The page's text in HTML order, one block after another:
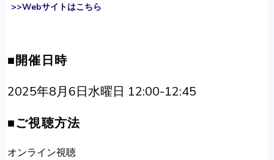
>>Webサイトはこちら
■開催日時
2025年8月6日水曜日 12:00-12:45
■ご視聴方法
オンライン視聴